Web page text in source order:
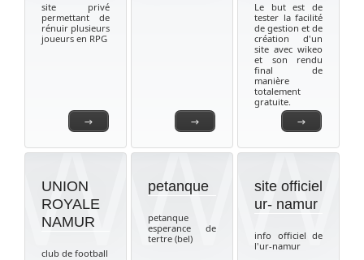
→
site privé
permettant de
rénuir plusieurs
joueurs en RPG
→ →
Le but est de
tester la facilité
de gestion et de
création d'un
site avec wikeo
et son rendu
final de
manière
totalement
gratuite.
UNION
ROYALE
NAMUR
club de football
petanque
petanque
esperance de
tertre (bel)
site officiel
ur- namur
info officiel de
l'ur-namur